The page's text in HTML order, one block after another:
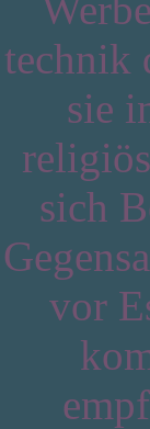
technik
sie
sich
vor